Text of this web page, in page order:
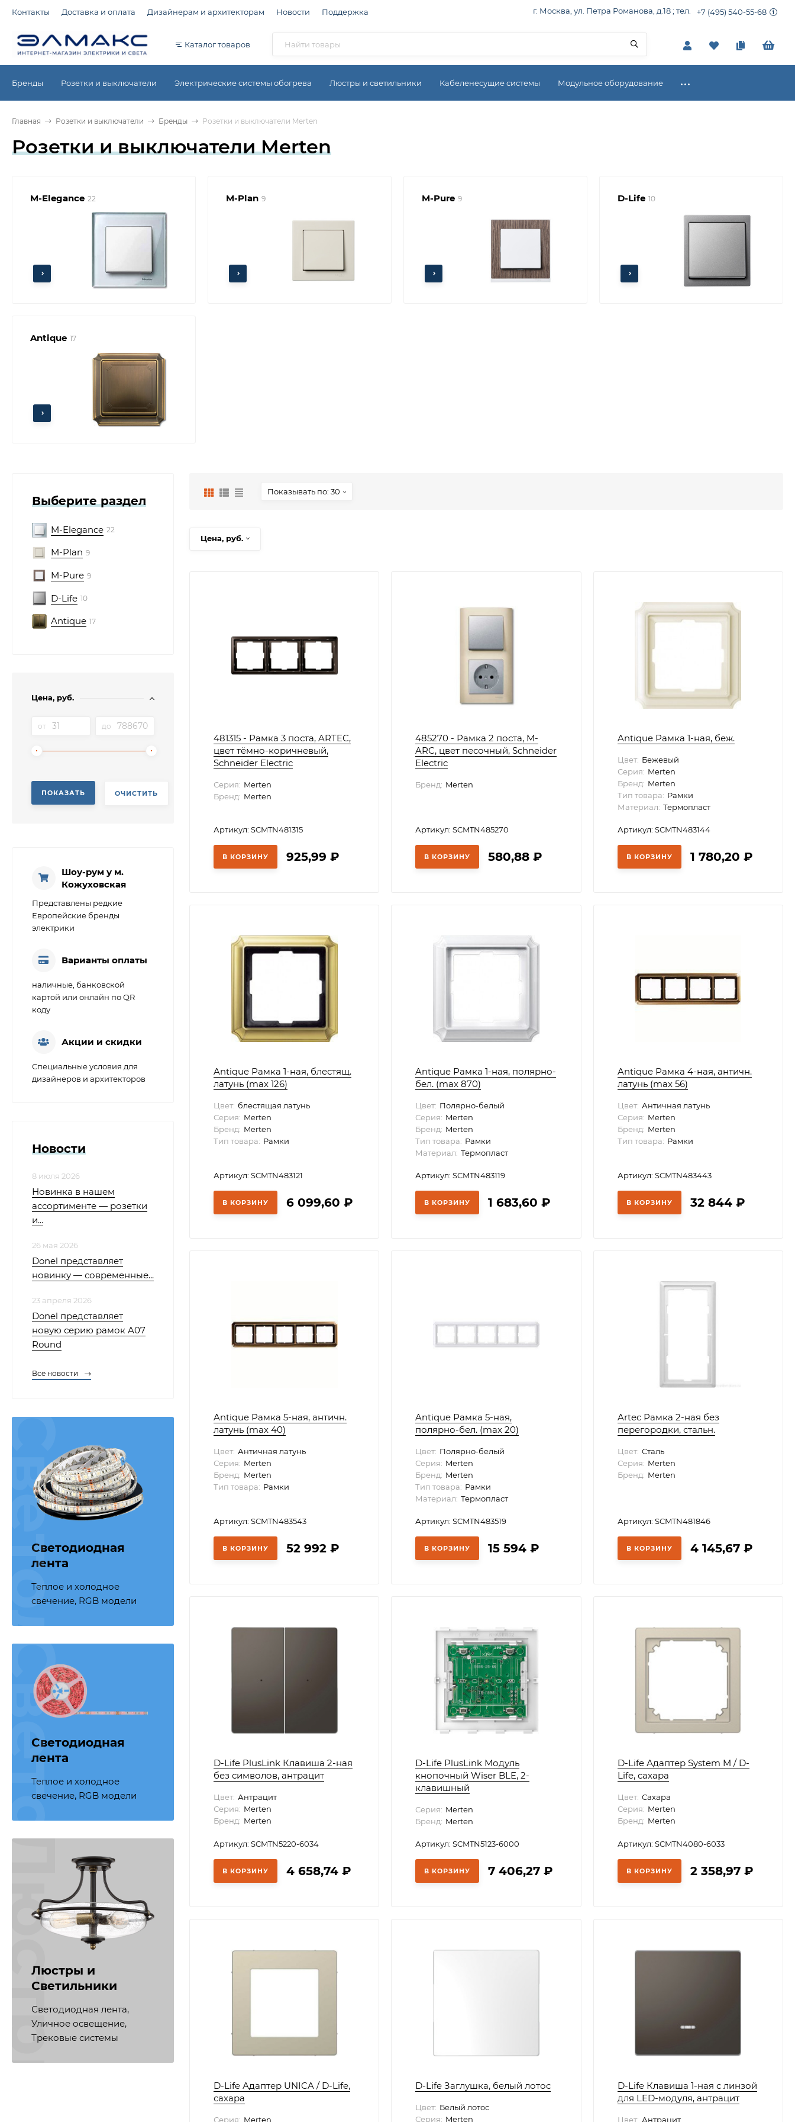
Контакты Доставка и оплата Дизайнерам и архитекторам Новости Поддержка г. Москва, ул. Петра Романова, д.18 ; тел. +7 (495) 540-55-68
Каталог товаров
Бренды Розетки и выключатели Электрические системы обогрева Люстры и светильники Кабеленесущие системы Модульное оборудование
Главная Розетки и выключатели Бренды Розетки и выключатели Merten
Розетки и выключатели Merten
M-Elegance 22 M-Plan 9 M-Pure 9 D-Life 10
Antique 17
Показывать по: 30
Цена, руб.
481315 - Рамка 3 поста, ARTEC,
цвет тёмно-коричневый,
Schneider Electric
Серия: Merten
Бренд: Merten
Артикул: SCMTN481315
В КОРЗИНУ 925,99 ₽
485270 - Рамка 2 поста, M-
ARC, цвет песочный, Schneider
Electric
Бренд: Merten
Артикул: SCMTN485270
В КОРЗИНУ 580,88₽
Antique Рамка 1-ная, беж.
Цвет: Бежевый
Серия: Merten
Бренд: Merten
Тип товара: Рамки
Материал: Термопласт
Артикул: SCMTN483144
В КОРЗИНУ 1 780,20 ₽
Antique Рамка 1-ная, блестящ.
латунь (max 126)
Цвет: блестящая латунь
Серия: Merten
Бренд: Merten
Тип товара: Рамки
Артикул: SCMTN483121
В КОРЗИНУ 6 099,60 ₽
Antique Рамка 1-ная, полярно-
бел. (max 870)
Цвет: Полярно-белый
Серия: Merten
Бренд: Merten
Тип товара: Рамки
Материал: Термопласт
Артикул: SCMTN483119
В КОРЗИНУ 1 683,60₽
Antique Рамка 4-ная, античн.
латунь (max 56)
Цвет: Античная латунь
Серия: Merten
Бренд: Merten
Тип товара: Рамки
Артикул: SCMTN483443
В КОРЗИНУ 32 844 ₽
Antique Рамка 5-ная, античн.
латунь (max 40)
Цвет: Античная латунь
Серия: Merten
Бренд: Merten
Тип товара: Рамки
Артикул: SCMTN483543
В КОРЗИНУ 52 992 ₽
Antique Рамка 5-ная,
полярно-бел. (max 20)
Цвет: Полярно-белый
Серия: Merten
Бренд: Merten
Тип товара: Рамки
Материал: Термопласт
Артикул: SCMTN483519
В КОРЗИНУ 15 594₽
Artec Рамка 2-ная без
перегородки, стальн.
Цвет: Сталь
Серия: Merten
Бренд: Merten
Артикул: SCMTN481846
В КОРЗИНУ 4 145,67 ₽
D-Life PlusLink Клавиша 2-ная
без символов, антрацит
Цвет: Антрацит
Серия: Merten
Бренд: Merten
Артикул: SCMTN5220-6034
В КОРЗИНУ 4 658,74 ₽
D-Life PlusLink Модуль
кнопочный Wiser BLE, 2-
клавишный
Серия: Merten
Бренд: Merten
Артикул: SCMTN5123-6000
В КОРЗИНУ 7 406,27₽
D-Life Адаптер System M / D-
Life, сахара
Цвет: Сахара
Серия: Merten
Бренд: Merten
Артикул: SCMTN4080-6033
В КОРЗИНУ 2 358,97 ₽
D-Life Адаптер UNICA / D-Life,
сахара
Серия: Merten
D-Life Заглушка, белый лотос
Цвет: Белый лотос
Серия: Merten
D-Life Клавиша 1-ная с линзой
для LED-модуля, антрацит
Цвет: Антрацит
Выберите раздел
M-Elegance 22
M-Plan 9
M-Pure 9
D-Life 10
Antique 17
Цена, руб.
от до
ПОКАЗАТЬ ОЧИСТИТЬ
Шоу-рум у м.
Кожуховская
Представлены редкие
Европейские бренды
электрики
Варианты оплаты
наличные, банковской
картой или онлайн по QR
коду
Акции и скидки
Специальные условия для
дизайнеров и архитекторов
Новости
8 июля 2026
Новинка в нашем
ассортименте — розетки
и...
26 мая 2026
Donel представляет
новинку — современные...
23 апреля 2026
Donel представляет
новую серию рамок A07
Round
Все новости
Светодиодная
лента
Теплое и холодное
свечение, RGB модели
лента
Светодиодная
лента
Теплое и холодное
свечение, RGB модели
Люстры и
Светильники
Светодиодная лента,
Уличное освещение,
Трековые системы